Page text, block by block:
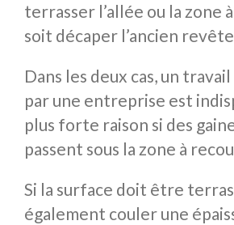
terrasser l’allée ou la zone
soit décaper l’ancien
Dans les deux cas, un
par une entreprise est
plus forte raison si des
passent sous la zone à
Si la surface doit être
également couler une